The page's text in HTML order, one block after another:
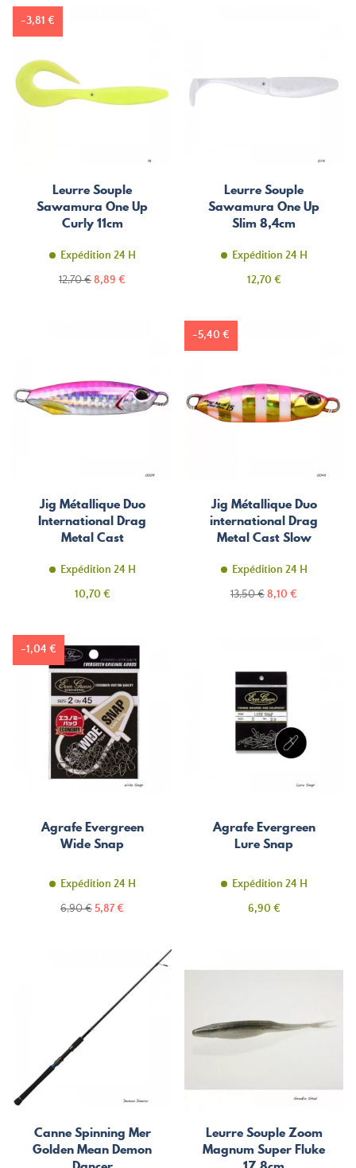
Leurre Souple
Sawamura One Up
Curly 11cm
Expédition 24 H
Prix
12,70 €Prix
8,89 €
-3,81 €
Leurre Souple
Sawamura One Up
Slim 8,4cm
Expédition 24 H
Prix
12,70 €
Jig Métallique Duo
International Drag
Metal Cast
Expédition 24 H
Prix
10,70 €
Jig Métallique Duo
international Drag
Metal Cast Slow
Expédition 24 H
Prix
13,50 €Prix
8,10 €
-5,40 €
Agrafe Evergreen
Wide Snap
Expédition 24 H
Prix
6,90 €Prix
5,87 €
-1,04 €
Agrafe Evergreen
Lure Snap
Expédition 24 H
Prix
6,90 €
Canne Spinning Mer
Golden Mean Demon
Leurre Souple Zoom
Magnum Super Fluke